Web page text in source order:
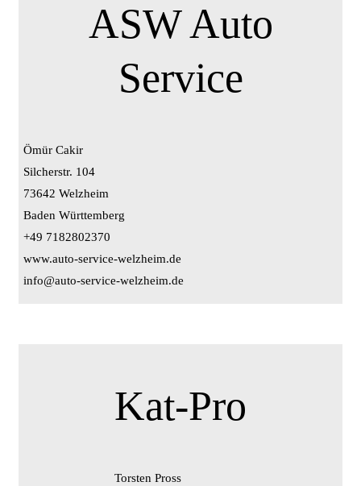
ASW Auto
Service
Ömür Cakir
Silcherstr. 104
73642 Welzheim
Baden Württemberg
+49 7182802370
www.auto-service-welzheim.de
info@auto-service-welzheim.de
Kat-Pro
Torsten Pross